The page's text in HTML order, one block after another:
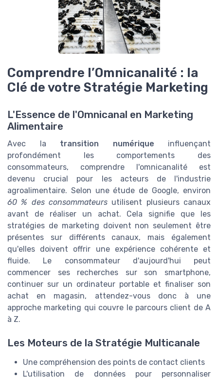
Comprendre l’Omnicanalité : la
Clé de votre Stratégie Marketing
L'Essence de l'Omnicanal en Marketing
Alimentaire
Avec la transition numérique influençant
profondément les comportements des
consommateurs, comprendre l'omnicanalité est
devenu crucial pour les acteurs de l'industrie
agroalimentaire. Selon une étude de Google, environ
60 % des consommateurs utilisent plusieurs canaux
avant de réaliser un achat. Cela signifie que les
stratégies de marketing doivent non seulement être
présentes sur différents canaux, mais également
qu'elles doivent offrir une expérience cohérente et
fluide. Le consommateur d'aujourd'hui peut
commencer ses recherches sur son smartphone,
continuer sur un ordinateur portable et finaliser son
achat en magasin, attendez-vous donc à une
approche marketing qui couvre le parcours client de A
à Z.
Les Moteurs de la Stratégie Multicanale
Une compréhension des points de contact clients
L'utilisation de données pour personnaliser